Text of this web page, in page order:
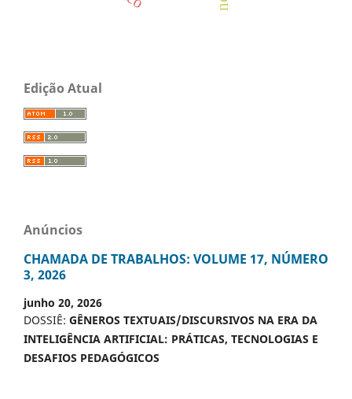
Edição Atual
Anúncios
CHAMADA DE TRABALHOS: VOLUME 17, NÚMERO
3, 2026
junho 20, 2026
DOSSIÊ: GÊNEROS TEXTUAIS/DISCURSIVOS NA ERA DA
INTELIGÊNCIA ARTIFICIAL: PRÁTICAS, TECNOLOGIAS E
DESAFIOS PEDAGÓGICOS